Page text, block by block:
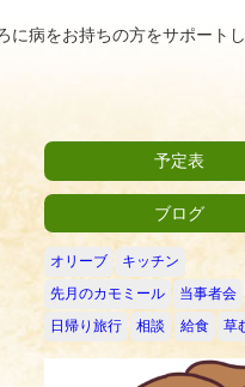
に病をお持ちの方をサポート
予定表
ブログ
オリーブ キッチン
先月のカモミール 当事者会
日帰り旅行 相談 給食 草